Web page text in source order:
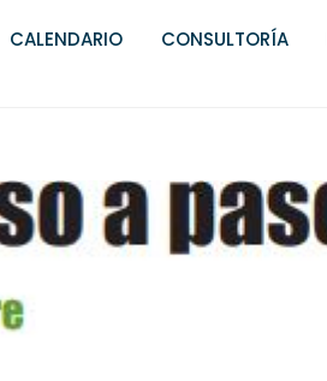
CALENDARIO CONSULTORÍA